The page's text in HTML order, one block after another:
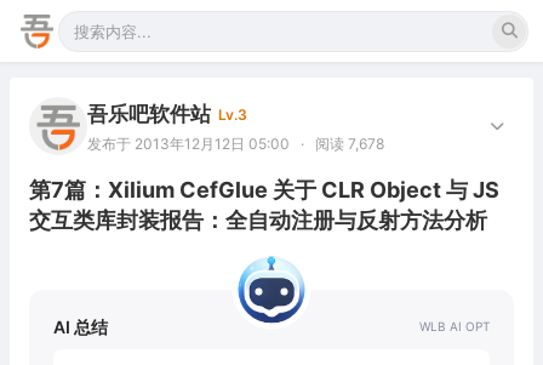
吾乐吧软件站 Lv.3
发布于 2013年12月12日 05:00
· 阅读 7,678
第7篇：Xilium CefGlue 关于 CLR Object 与 JS
交互类库封装报告：全自动注册与反射方法分析
AI 总结